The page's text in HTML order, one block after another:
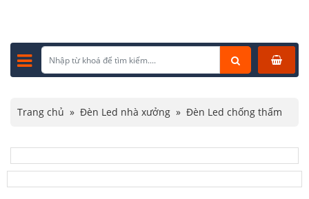
Trang chủ » Đèn Led nhà xưởng » Đèn Led chống thấm